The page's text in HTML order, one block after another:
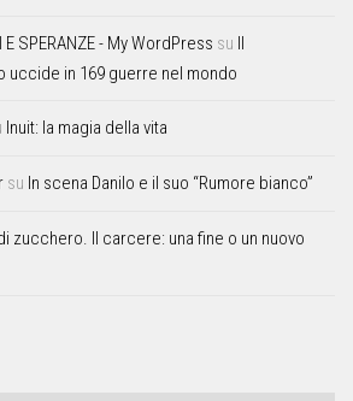
E SPERANZE - My WordPress su Il
uccide in 169 guerre nel mondo
Inuit: la magia della vita
su In scena Danilo e il suo “Rumore bianco”
zucchero. Il carcere: una fine o un nuovo